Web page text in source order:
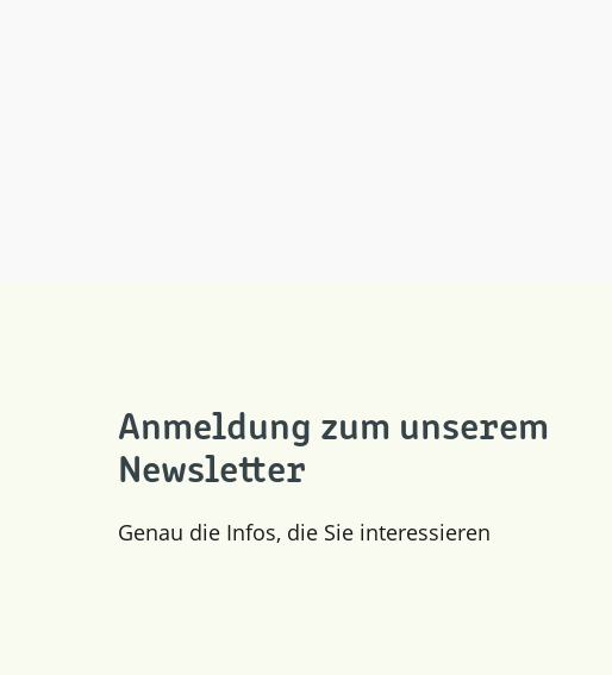
Anmeldung zum unserem
Newsletter
Genau die Infos, die Sie interessieren